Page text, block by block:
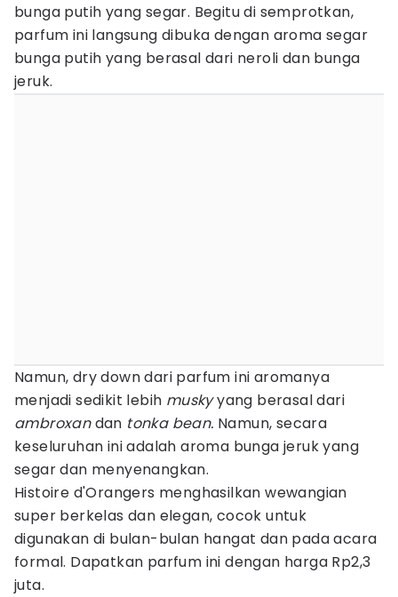
bunga putih yang segar. Begitu di semprotkan,
parfum ini langsung dibuka dengan aroma segar
bunga putih yang berasal dari neroli dan bunga
jeruk.
Namun, dry down dari parfum ini aromanya
menjadi sedikit lebih muskyyang berasal dari
ambroxandan tonka bean. Namun, secara
keseluruhan ini adalah aroma bunga jeruk yang
segar dan menyenangkan.
Histoire d'Orangers menghasilkan wewangian
super berkelas dan elegan, cocok untuk
digunakan di bulan-bulan hangat dan pada acara
formal. Dapatkan parfum ini dengan harga Rp2,3
juta.